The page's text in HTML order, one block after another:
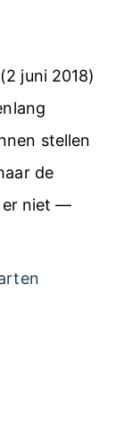
juni 2018)
stellen
de
er niet —